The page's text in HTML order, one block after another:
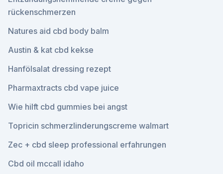
rückenschmerzen
Natures aid cbd body balm
Austin & kat cbd kekse
Hanfölsalat dressing rezept
Pharmaxtracts cbd vape juice
Wie hilft cbd gummies bei angst
Topricin schmerzlinderungscreme walmart
Zec + cbd sleep professional erfahrungen
Cbd oil mccall idaho